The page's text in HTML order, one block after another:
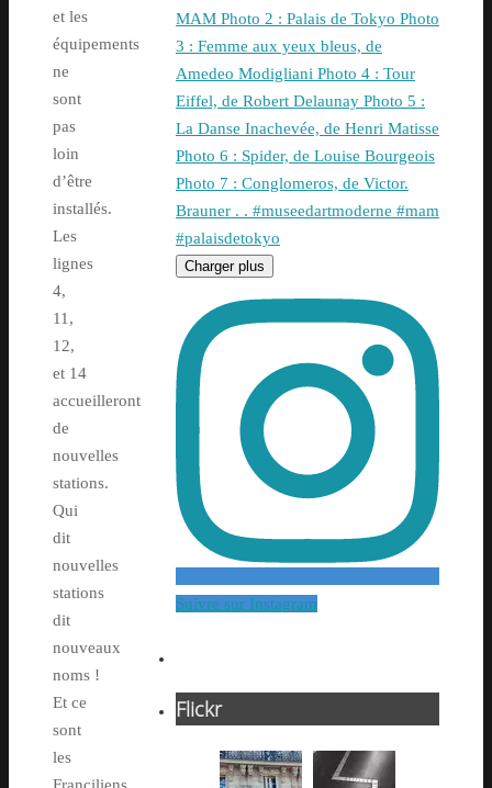
et les
équipements
ne
sont
pas
loin
d’être
installés.
Les
lignes
4,
11,
12,
et 14
accueilleront
de
nouvelles
stations.
Qui
dit
nouvelles
stations
dit
nouveaux
noms !
Et ce
sont
les
Charger plus
Suivre sur Instagram
Flickr